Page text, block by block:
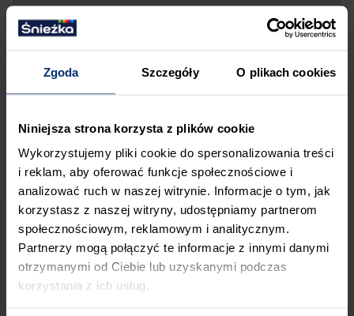
Zgoda Szczegóły O plikach cookies
Niniejsza strona korzysta z plików cookie
Wykorzystujemy pliki cookie do spersonalizowania treści
i reklam, aby oferować funkcje społecznościowe i
analizować ruch w naszej witrynie. Informacje o tym, jak
korzystasz z naszej witryny, udostępniamy partnerom
społecznościowym, reklamowym i analitycznym.
Partnerzy mogą połączyć te informacje z innymi danymi
otrzymanymi od Ciebie lub uzyskanymi podczas
korzystania z ich usług.
ZGŁOŚ BŁĄD
PRZED WIZYTĄ W SKLEPIE POLECAMY: